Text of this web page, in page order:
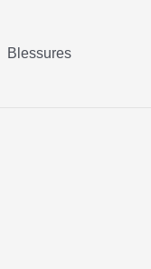
Blessures